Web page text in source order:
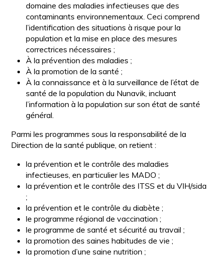
domaine des maladies infectieuses que des
contaminants environnementaux. Ceci comprend
l’identification des situations à risque pour la
population et la mise en place des mesures
correctrices nécessaires ;
À la prévention des maladies ;
À la promotion de la santé ;
À la connaissance et à la surveillance de l’état de
santé de la population du Nunavik, incluant
l’information à la population sur son état de santé
général.
Parmi les programmes sous la responsabilité de la
Direction de la santé publique, on retient :
la prévention et le contrôle des maladies
infectieuses, en particulier les MADO ;
la prévention et le contrôle des ITSS et du VIH/sida
;
la prévention et le contrôle du diabète ;
le programme régional de vaccination ;
le programme de santé et sécurité au travail ;
la promotion des saines habitudes de vie ;
la promotion d’une saine nutrition ;